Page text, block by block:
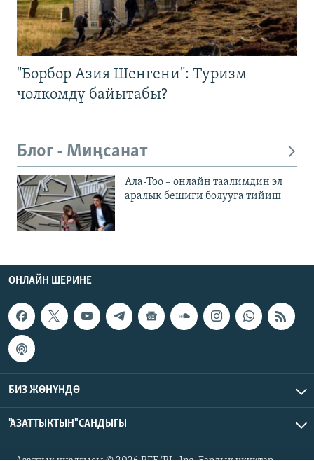
"Борбор Азия Шенгени": Туризм
чөлкөмдү байытабы?
Блог - Миңсанат
Ала-Тоо – онлайн таалимдин эл
аралык бешиги болууга тийиш
ОНЛАЙН ШЕРИНЕ
БИЗ ЖӨНҮНДӨ
"АЗАТТЫКТЫН" САНДЫГЫ